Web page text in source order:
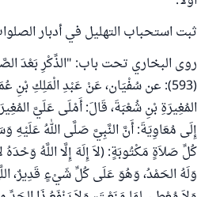
ثبت استحباب التهليل في أدبار
(593): ‌عن سُفْيَان، عَنْ ‌عَبْدِ الْمَلِكِ بْنِ
المُغِيرَةِ بْنِ شُعْبَةَ، قَالَ: أَمْلَى عَلَيَّ
إِلَى مُعَاوِيَةَ: أَنَّ النَّبِيَّ صَلَّى اللهُ عَلَيْهِ
كُلِّ صَلاَةٍ مَكْتُوبَةٍ: (لاَ إِلَهَ إِلَّا اللَّهُ وَحْدَهُ
وَلَهُ الحَمْدُ، وَهُوَ عَلَى كُلِّ شَيْءٍ قَدِيرٌ،